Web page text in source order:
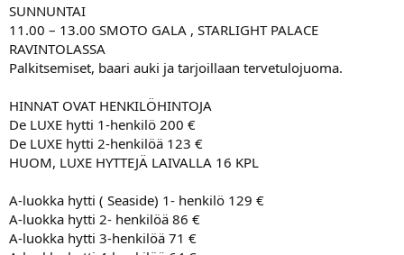
SUNNUNTAI
11.00 – 13.00 SMOTO GALA , STARLIGHT PALACE
RAVINTOLASSA
Palkitsemiset, baari auki ja tarjoillaan tervetulojuoma.
HINNAT OVAT HENKILÖHINTOJA
De LUXE hytti 1-henkilö 200 €
De LUXE hytti 2-henkilöä 123 €
HUOM, LUXE HYTTEJÄ LAIVALLA 16 KPL
A-luokka hytti ( Seaside) 1- henkilö 129 €
A-luokka hytti 2- henkilöä 86 €
A-luokka hytti 3-henkilöä 71 €